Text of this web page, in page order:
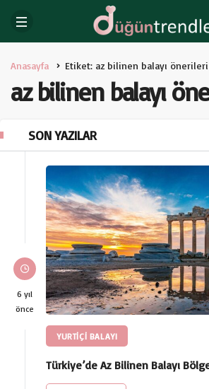
Anasayfa Etiket: az bilinen balayı önerileri
az bilinen balayı
SON YAZILAR
6 yıl
önce
YURTIÇI BALAYI
Türkiye’de Az Bilinen Balayı